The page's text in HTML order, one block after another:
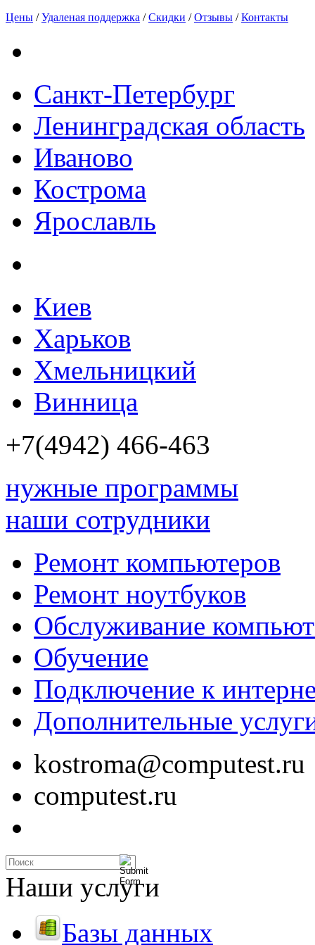
Цены /Удаленая поддержка /Скидки /Отзывы /Контакты
Санкт-Петербург
Ленинградская область
Иваново
Кострома
Ярославль
Киев
Харьков
Хмельницкий
Винница
+7(4942) 466-463
нужные программы
наши сотрудники
Ремонт компьютеров
Ремонт ноутбуков
Обслуживание
Обучение
Подключение к
Дополнительные
kostroma@computest.ru
computest.ru
Наши услуги
Базы данных